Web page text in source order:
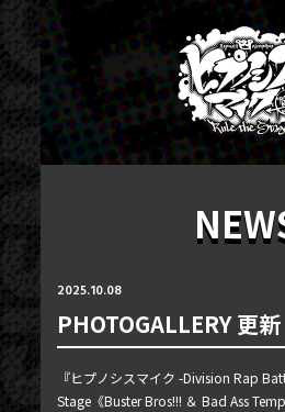
NEWS
TICKET
2025.10.08
PHOTOGALLERY 更新
『ヒプノシスマイク -Division Rap
Stage《Buster Bros!!! ＆ Bad Ass